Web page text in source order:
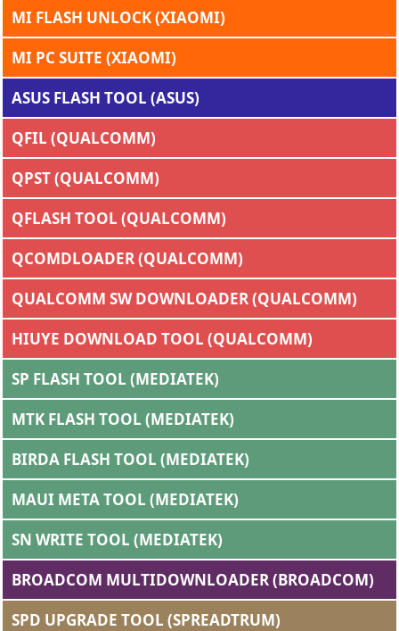
MI FLASH UNLOCK (XIAOMI)
MI PC SUITE (XIAOMI)
ASUS FLASH TOOL (ASUS)
QFIL (QUALCOMM)
QPST (QUALCOMM)
QFLASH TOOL (QUALCOMM)
QCOMDLOADER (QUALCOMM)
QUALCOMM SW DOWNLOADER (QUALCOMM)
HIUYE DOWNLOAD TOOL (QUALCOMM)
SP FLASH TOOL (MEDIATEK)
MTK FLASH TOOL (MEDIATEK)
BIRDA FLASH TOOL (MEDIATEK)
MAUI META TOOL (MEDIATEK)
SN WRITE TOOL (MEDIATEK)
BROADCOM MULTIDOWNLOADER (BROADCOM)
SPD UPGRADE TOOL (SPREADTRUM)